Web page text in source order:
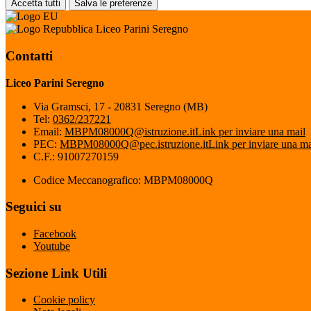
Accetta tutti Salva le preferenze
Liceo Parini Seregno
Contatti
Liceo Parini Seregno
Via Gramsci, 17 - 20831 Seregno (MB)
Tel: 0362/237221
Email: MBPM08000Q@istruzione.itLink per inviare una mail
PEC: MBPM08000Q@pec.istruzione.itLink per inviare una
C.F.: 91007270159
Codice Meccanografico: MBPM08000Q
Seguici su
Facebook
Youtube
Sezione Link Utili
Cookie policy